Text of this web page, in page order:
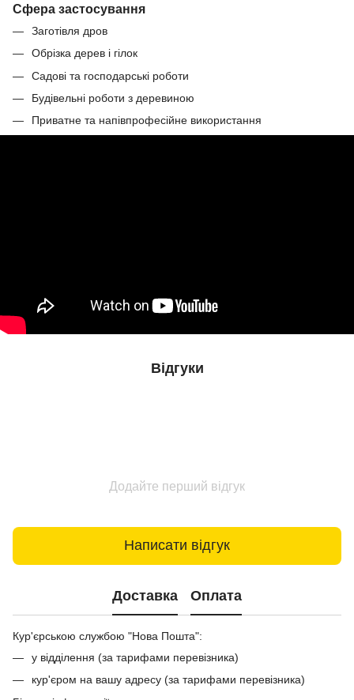
Сфера застосування
Заготівля дров
Обрізка дерев і гілок
Садові та господарські роботи
Будівельні роботи з деревиною
Приватне та напівпрофесійне використання
Відгуки
Додайте перший відгук
Написати відгук
Доставка Оплата
Кур'єрською службою "Нова Пошта":
у відділення (за тарифами перевізника)
кур'єром на вашу адресу (за тарифами перевізника)